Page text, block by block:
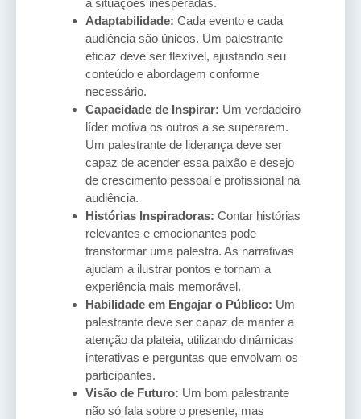
Adaptabilidade: Cada evento e cada
audiência são únicos. Um palestrante
eficaz deve ser flexível, ajustando seu
conteúdo e abordagem conforme
necessário.
Capacidade de Inspirar: Um verdadeiro
líder motiva os outros a se superarem.
Um palestrante de liderança deve ser
capaz de acender essa paixão e desejo
de crescimento pessoal e profissional na
audiência.
Histórias Inspiradoras: Contar histórias
relevantes e emocionantes pode
transformar uma palestra. As narrativas
ajudam a ilustrar pontos e tornam a
experiência mais memorável.
Habilidade em Engajar o Público: Um
palestrante deve ser capaz de manter a
atenção da plateia, utilizando dinâmicas
interativas e perguntas que envolvam os
participantes.
Visão de Futuro: Um bom palestrante
não só fala sobre o presente, mas